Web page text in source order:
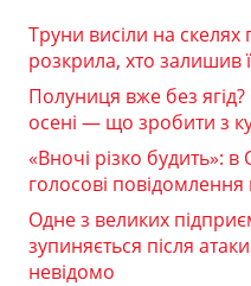
Труни висіли на скелях
розкрила, хто залишив
Полуниця вже без ягід?
осені — що зробити з
«Вночі різко будить»:
голосові
Одне з великих
зупиняється після
невідомо